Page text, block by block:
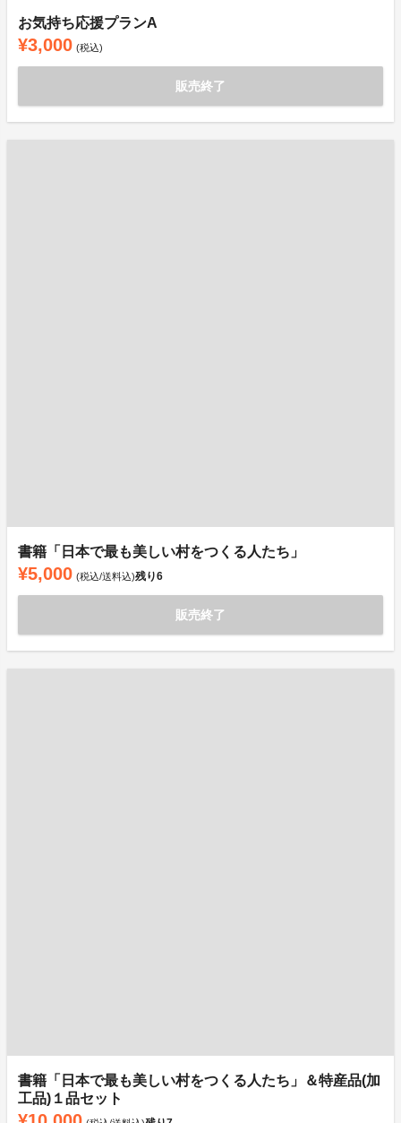
お気持ち応援プランA
¥3,000 (税込)
販売終了
書籍「日本で最も美しい村をつくる人たち」
¥5,000 (税込/送料込)残り6
販売終了
書籍「日本で最も美しい村をつくる人たち」＆特産品(加
工品)１品セット